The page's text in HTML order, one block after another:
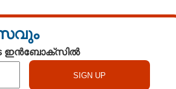
ഇൻബോക്സിൽ